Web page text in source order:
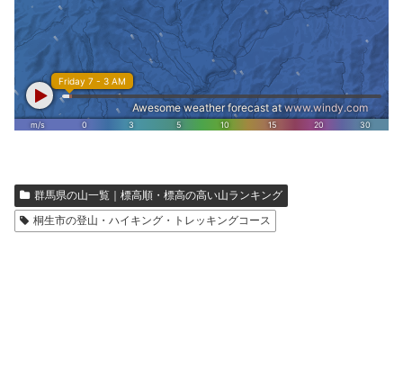
群馬県の山一覧｜標高順・標高の高い山ランキング
桐生市の登山・ハイキング・トレッキングコース